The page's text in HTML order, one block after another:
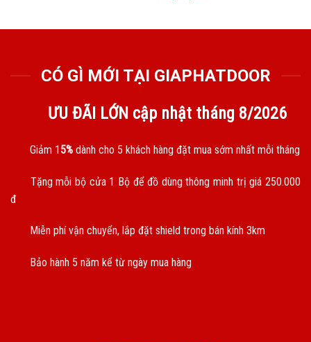
CÓ GÌ MỚI TẠI GIAPHATDOOR
ƯU ĐÃI LỚN cập nhật tháng 8/2026
Giảm 15% dành cho 5 khách hàng đặt mua sớm nhất mỗi tháng
Tặng mỗi bộ cửa 1 Bộ để đồ dùng thông minh trị giá 250.000
đ
Miễn phí vận chuyển, lắp đặt shield trong bán kính 3km
Bảo hành 5 năm kể từ ngày mua hàng